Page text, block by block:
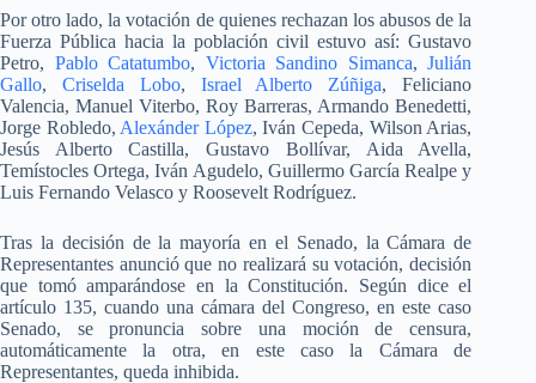
Por otro lado, la votación de quienes rechazan los abusos de la
Fuerza Pública hacia la población civil estuvo así: Gustavo
Petro, Pablo Catatumbo, Victoria Sandino Simanca,Julián
Gallo, Criselda Lobo, Israel Alberto Zúñiga, Feliciano
Valencia, Manuel Viterbo, Roy Barreras, Armando Benedetti,
Jorge Robledo, Alexánder López, Iván Cepeda, Wilson Arias,
Jesús Alberto Castilla, Gustavo Bollívar, Aida Avella,
Temístocles Ortega, Iván Agudelo, Guillermo García Realpe y
Luis Fernando Velasco y Roosevelt Rodríguez.
Tras la decisión de la mayoría en el Senado, la Cámara de
Representantes anunció que no realizará su votación, decisión
que tomó amparándose en la Constitución. Según dice el
artículo 135, cuando una cámara del Congreso, en este caso
Senado, se pronuncia sobre una moción de censura,
automáticamente la otra, en este caso la Cámara de
Representantes, queda inhibida.